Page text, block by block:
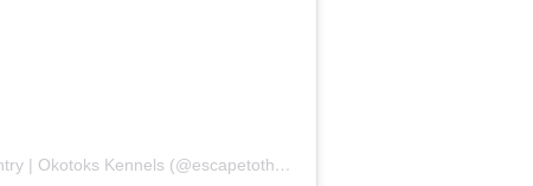
Un post condiviso da Escape to the Country | Okotoks Kennels (@escapetothecountrykennels)